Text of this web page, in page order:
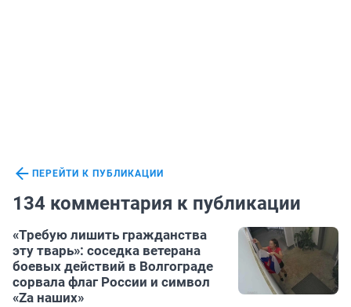
ПЕРЕЙТИ К ПУБЛИКАЦИИ
134 комментария к публикации
«Требую лишить гражданства
эту тварь»: соседка ветерана
боевых действий в Волгограде
сорвала флаг России и символ
«Zа наших»